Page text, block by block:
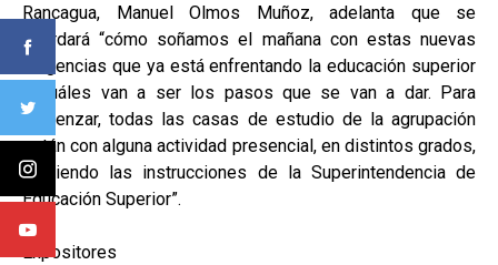
Rancagua, Manuel Olmos Muñoz, adelanta que se
abordará “cómo soñamos el mañana con estas nuevas
exigencias que ya está enfrentando la educación superior
y cuáles van a ser los pasos que se van a dar. Para
comenzar, todas las casas de estudio de la agrupación
están con alguna actividad presencial, en distintos grados,
siguiendo las instrucciones de la Superintendencia de
Educación Superior”.
Expositores